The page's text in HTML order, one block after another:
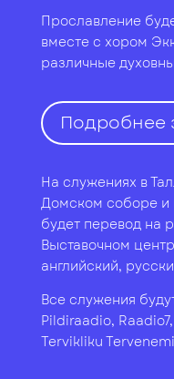
Прославление
вместе с хором
различные
Подробнее
На служениях в
Домском соборе и
будет перевод на
Выставочном
английский,
Все служения
Pildiraadio,
Tervikliku